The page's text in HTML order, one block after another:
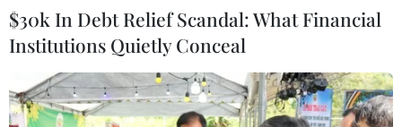
$30k In Debt Relief Scandal: What Financial
Institutions Quietly Conceal